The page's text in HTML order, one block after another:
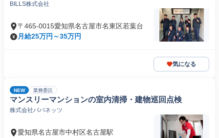
BILLS株式会社
〒465-0015愛知県名古屋市名東区若葉台
月給25万円～35万円
気になる
NEW 業務委託
マンスリーマンションの室内清掃・建物巡回点検
株式会社パパネッツ
愛知県名古屋市中村区名古屋駅